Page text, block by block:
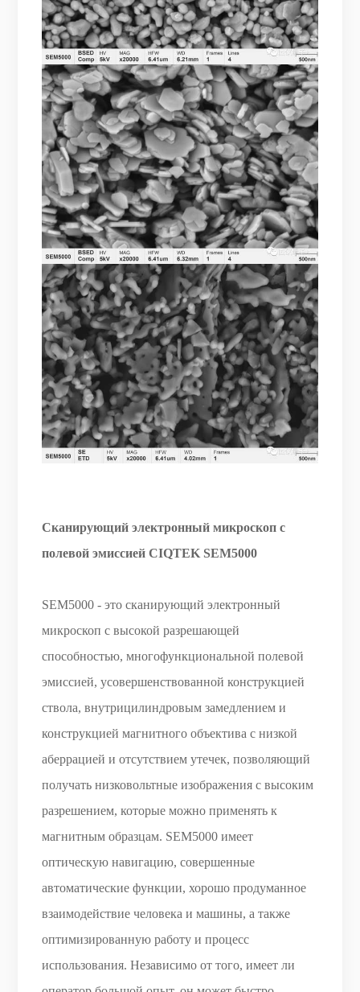
Сканирующий электронный микроскоп с
полевой эмиссией CIQTEK SEM5000
SEM5000 - это сканирующий электронный
микроскоп с высокой разрешающей
способностью, многофункциональной полевой
эмиссией, усовершенствованной конструкцией
ствола, внутрицилиндровым замедлением и
конструкцией магнитного объектива с низкой
аберрацией и отсутствием утечек, позволяющий
получать низковольтные изображения с высоким
разрешением, которые можно применять к
магнитным образцам. SEM5000 имеет
оптическую навигацию, совершенные
автоматические функции, хорошо продуманное
взаимодействие человека и машины, а также
оптимизированную работу и процесс
использования. Независимо от того, имеет ли